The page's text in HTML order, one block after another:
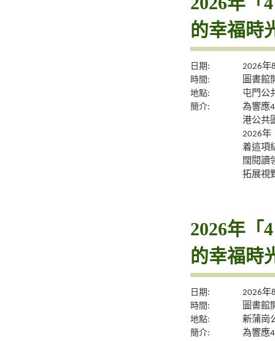
的幸福時
日期:
2026年
時間:
圖書館
地點:
屯門公
簡介:
為響應
港公共
2026年
着這項
闊閱讀
拓展視
2026年「
的幸福時
日期:
2026年
時間:
圖書館
地點:
新蒲崗
簡介:
為響應